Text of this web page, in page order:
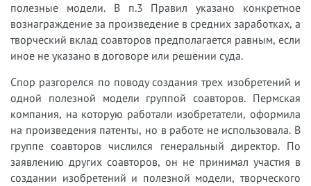
полезные модели. В п.3 Правил указано конкретное
вознаграждение за произведение в средних заработках, а
творческий вклад соавторов предполагается равным, если
иное не указано в договоре или решении суда.
Спор разгорелся по поводу создания трех изобретений и
одной полезной модели группой соавторов. Пермская
компания, на которую работали изобретатели, оформила
на произведения патенты, но в работе не использовала. В
группе соавторов числился генеральный директор. По
заявлению других соавторов, он не принимал участия в
создании изобретений и полезной модели, творческого